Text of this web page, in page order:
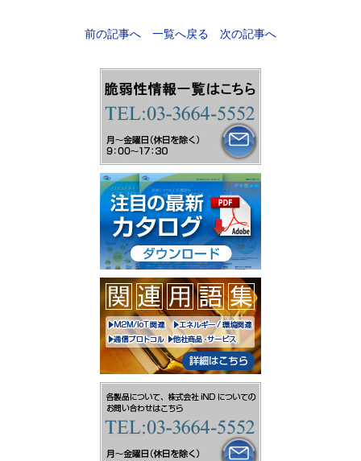
前の記事へ 一覧へ戻る 次の記事へ